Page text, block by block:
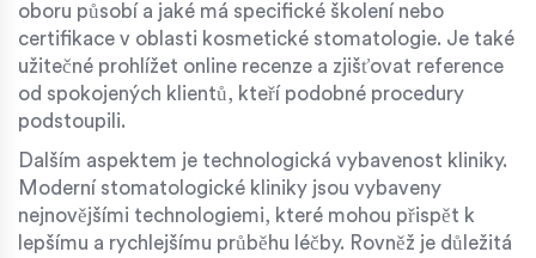
oboru působí a jaké má specifické školení nebo
certifikace v oblasti kosmetické stomatologie. Je také
užitečné prohlížet online recenze a zjišťovat reference
od spokojených klientů, kteří podobné procedury
podstoupili.
Dalším aspektem je technologická vybavenost kliniky.
Moderní stomatologické kliniky jsou vybaveny
nejnovějšími technologiemi, které mohou přispět k
lepšímu a rychlejšímu průběhu léčby. Rovněž je důležitá